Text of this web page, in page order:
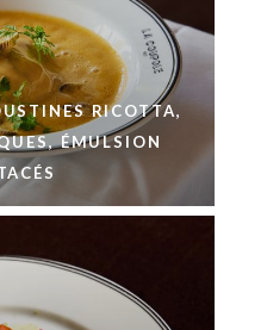
RICOTTA,
ÉMULSION